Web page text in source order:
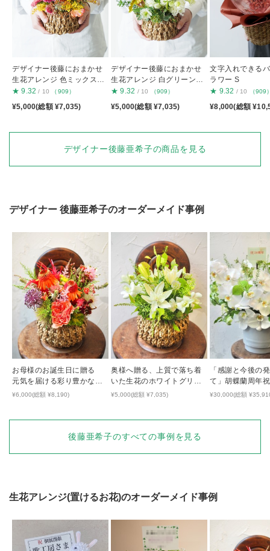
デザイナー後藤におまかせ
生花アレンジ 色ミックスS
S
★ 9.32 / 10 （909）
¥5,000(総額 ¥7,035)
デザイナー後藤におまかせ
生花アレンジ 白グリーンS
S
★ 9.32 / 10 （909）
¥5,000(総額 ¥7,035)
文字入れできる
ラワー S
★ 9.32 / 10 （909
¥8,000(総額
デザイナー後藤亜希子の商品を見る
デザイナー 後藤亜希子のオーダーメイド事例
お母様のお誕生日に贈る
元気を届ける彩り豊かな生
花アレンジ
¥6,000(総額 ¥8,190)
奥様へ贈る、上質で落ち着
いた生花のホワイトグリー
ンアレンジ
¥5,000(総額 ¥7,035)
「感謝と今後の
て」胡蝶蘭周年
¥30,000(総額
後藤亜希子のすべての事例を見る
生花アレンジ(置けるお花)のオーダーメイド事例